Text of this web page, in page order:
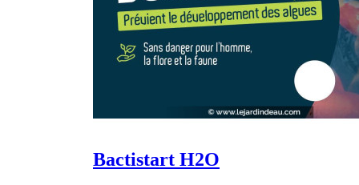
Bactistart H2O